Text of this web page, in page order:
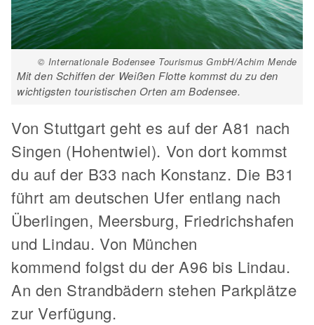
© Internationale Bodensee Tourismus GmbH/Achim Mende
Mit den Schiffen der Weißen Flotte kommst du zu den
wichtigsten touristischen Orten am Bodensee.
Von Stuttgart geht es auf der A81 nach
Singen (Hohentwiel). Von dort kommst
du auf der B33 nach Konstanz. Die B31
führt am deutschen Ufer entlang nach
Überlingen, Meersburg, Friedrichshafen
und Lindau. Von München
kommend folgst du der A96 bis Lindau.
An den Strandbädern stehen Parkplätze
zur Verfügung.